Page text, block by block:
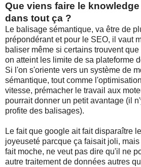
Que viens faire le
dans tout ça ?
Le balisage sémantique, va être de
prépondérant et pour le SEO, il vaut
baliser même si certains trouvent
on atteint les limite de sa plateforme
Si l'on s'oriente vers un système de
sémantique, tout comme
vitesse, prémacher le travail aux
pourrait donner un petit avantage (il
profite des balisages).
Le fait que google ait fait disparaître
joyeuseté parcque ça faisait joli,
fait moche, ne veut pas dire qu'il ne
autre traitement de données autres